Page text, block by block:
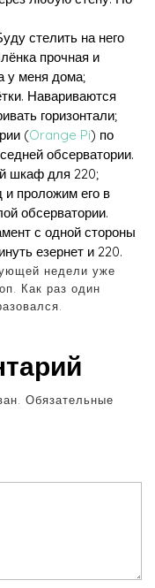
стелить на него
прочная и
у меня дома;
Навариваются
горизонтали;
(Orange Pi) по
обсерватории.
шкаф для 220;
и проложим его в
обсерватории.
с одной стороны
езернет и 220.
недели уже
Как раз один
Обязательные